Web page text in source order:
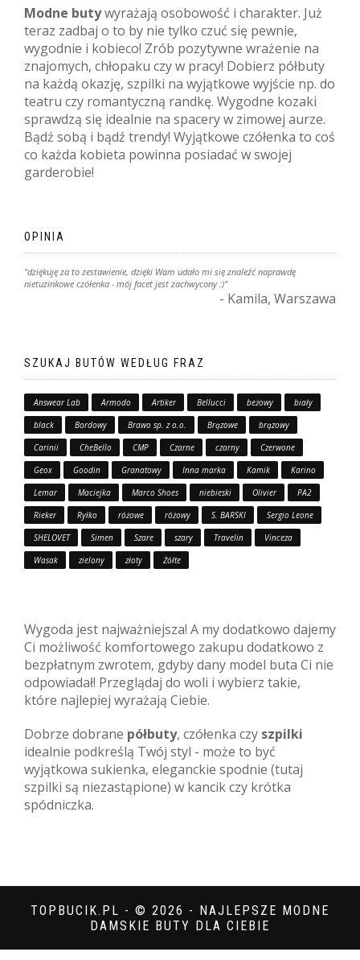
Modne butywyrażają osobowość i charakter. Już
teraz zadbaj o to by nie tylko czuć się pewnie,
wygodnie i kobieco! Zrób pozytywne wrażenie na
znajomych, chłopaku czy w pracy! Dobierz półbuty
na każdą okazję, szpilki na wyjątkowe wyjście np. do
teatru czy romantyczną randkę. Wygodne kozaki
sprawdzą się idealnie na spacery w zimowej aurze.
Bądź sobą i bądź trendy! Wyjątkowe czółenka to coś
co każda kobieta powinna posiadać w swojej
garderobie!
OPINIA
"dziękuję za to zestawienie, dzięki Wam udało mi się znaleźć naprawdę
nietuzinkowe czółenka - mój facet jest zachwycony :)"
- Kamila, Warszawa
SZUKAJ BUTÓW WEDŁUG FRAZ
Answear Lab Armodo Artiker Bellucci beżowy
biały
black
Bordowy Brawo sp. z o.o. Brązowe
brązowy
Carinii
CheBello CMP Czarne czarny
Czerwone
Geox
Goodin Granatowy Inna marka Kamik
Karino
Lemar
Maciejka Marco Shoes niebieski Olivier
PA2
Rieker
Ryłko różowe różowy S. BARSKI
Sergio Leone
SHELOVET
Simen Szare szary Travelin
Vinceza
Wasak
zielony złoty Żółte
Wygoda jest najważniejsza! A my dodatkowo dajemy
Ci możliwość komfortowego zakupu dodatkowo z
bezpłatnym zwrotem, gdyby dany model buta Ci nie
odpowiadał! Przeglądaj do woli i wybierz takie,
które najlepiej wyrażają Ciebie.
Dobrze dobrane półbuty, czółenka czy szpilki
idealnie podkreślą Twój styl - może to być
wyjątkowa sukienka, eleganckie spodnie (tutaj
szpilki są niezastąpione) w kancik czy krótka
spódniczka.
TOPBUCIK.PL - © 2026 - NAJLEPSZE MODNE
DAMSKIE BUTY DLA CIEBIE